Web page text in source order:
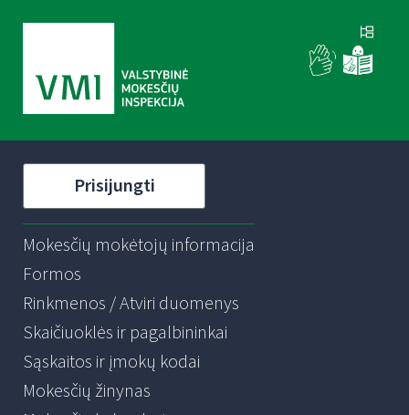
Prisijungti
Mokesčių mokėtojų informacija
Formos
Rinkmenos / Atviri duomenys
Skaičiuoklės ir pagalbininkai
Sąskaitos ir įmokų kodai
Mokesčių žinynas